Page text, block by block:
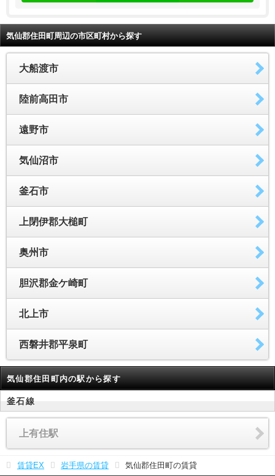
気仙郡住田町周辺の市区町村から探す
大船渡市
陸前高田市
遠野市
気仙沼市
釜石市
上閉伊郡大槌町
奥州市
胆沢郡金ケ崎町
北上市
西磐井郡平泉町
気仙郡住田町内の駅から探す
釜石線
上有住駅
賃貸EX 岩手県の賃貸 気仙郡住田町の賃貸